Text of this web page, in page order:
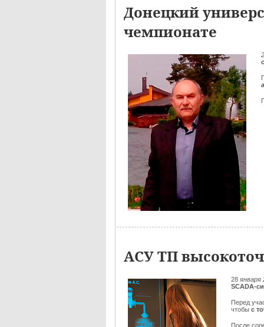
Донецкий
чемпионате
АСУ ТП
28 января
SCADA-
Перед
чтобы с
После